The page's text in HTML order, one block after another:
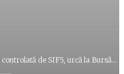
de SIF5, urcă la Bursă...